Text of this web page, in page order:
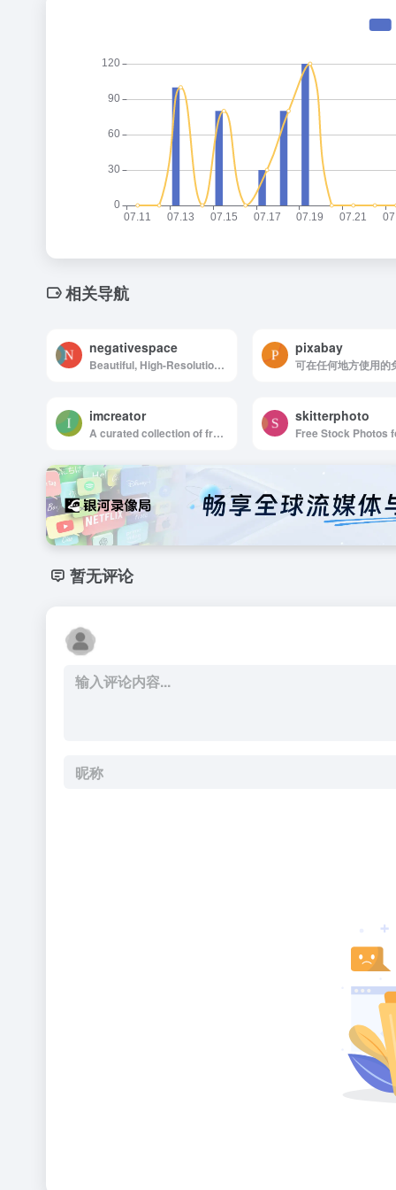
相关导航
negativespace
Beautiful, High-Resolution Free Stock Photos
pixabay
imcreator
A curated collection of free web design resources, all for commercial use.
skitterphoto
暂无评论